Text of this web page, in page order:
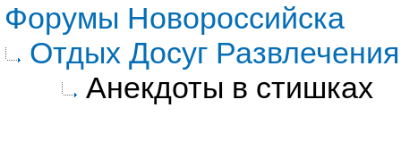
Форумы Новороссийска
Отдых Досуг Развлечения
Анекдоты в стишках